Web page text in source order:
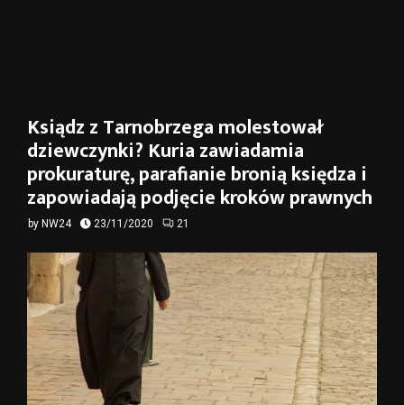
Ksiądz z Tarnobrzega molestował
dziewczynki? Kuria zawiadamia
prokuraturę, parafianie bronią księdza i
zapowiadają podjęcie kroków prawnych
by NW24 23/11/2020 21